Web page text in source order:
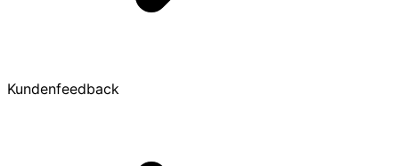
Kundenfeedback